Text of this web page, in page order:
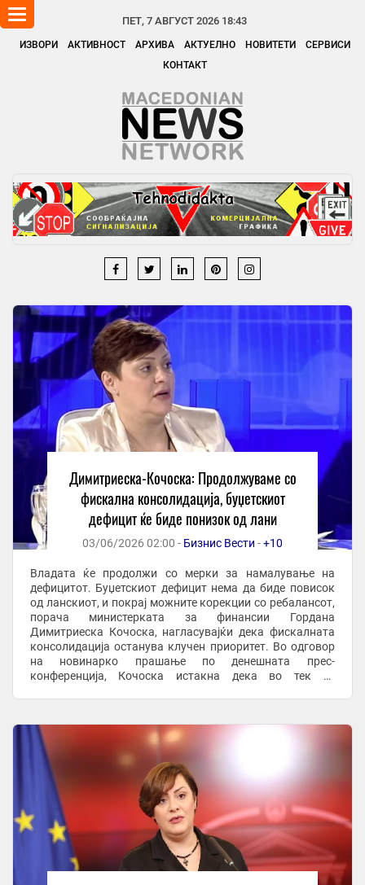
ПЕТ, 7 АВГУСТ 2026 18:43
ИЗВОРИ АКТИВНОСТ АРХИВА АКТУЕЛНО НОВИТЕТИ
СЕРВИСИ
КОНТАКТ
Toggle
navigation
Димитриеска-Кочоска: Продолжуваме со
фискална консолидација, буџетскиот
дефицит ќе биде понизок од лани
03/06/2026 02:00 - Бизнис Вести -+10
Владата ќе продолжи со мерки за намалување на
дефицитот. Буџетскиот дефицит нема да биде повисок
од ланскиот, и покрај можните корекции со ребалансот,
порача министерката за финансии Гордана
Димитриеска Кочоска, нагласувајќи дека фискалната
консолидација останува клучен приоритет. Во одговор
на новинарко прашање по денешната прес-
конференција, Кочоска истакна дека во тек се